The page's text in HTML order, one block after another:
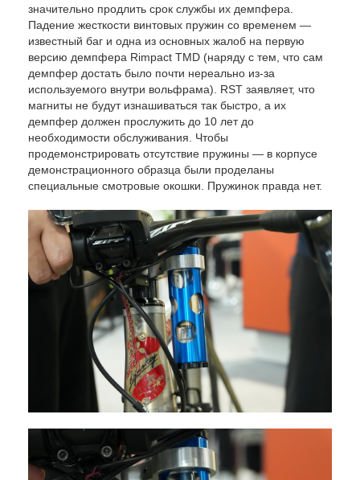
значительно продлить срок службы их демпфера.
Падение жесткости винтовых пружин со временем —
известный баг и одна из основных жалоб на первую
версию демпфера Rimpact TMD (наряду с тем, что сам
демпфер достать было почти нереально из-за
используемого внутри вольфрама). RST заявляет, что
магниты не будут изнашиваться так быстро, а их
демпфер должен прослужить до 10 лет до
необходимости обслуживания. Чтобы
продемонстрировать отсутствие пружины — в корпусе
демонстрационного образца были проделаны
специальные смотровые окошки. Пружинок правда нет.